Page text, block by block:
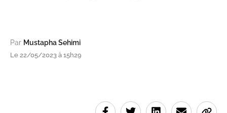
Par Mustapha Sehimi
Le 22/05/2023 à 15h29